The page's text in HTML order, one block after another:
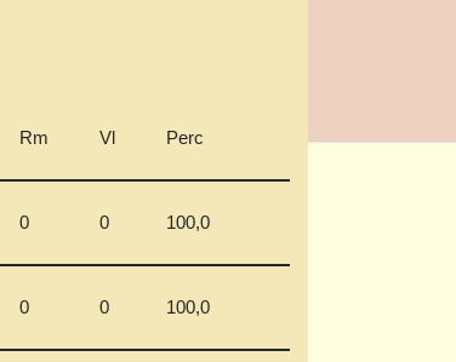
Rm Vl Perc
0 0 100,0
0 0 100,0